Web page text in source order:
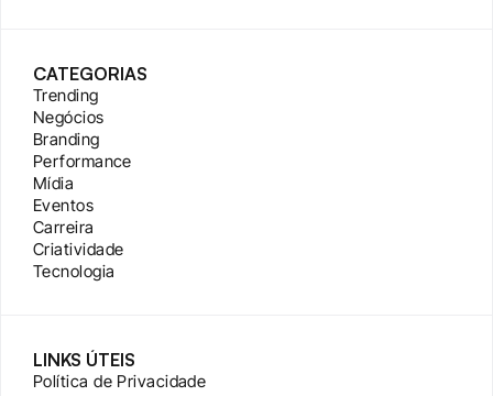
CATEGORIAS
Trending
Negócios
Branding
Performance
Mídia
Eventos
Carreira
Criatividade
Tecnologia
LINKS ÚTEIS
Política de Privacidade